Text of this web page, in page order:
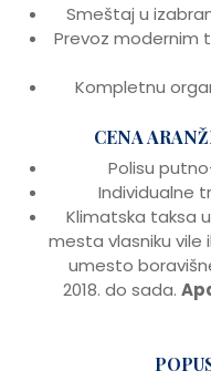
Smeštaj u
Prevoz modernim
Kompletnu
CENA
Polisu
Individualne
Klimatska taksa
mesta vlasniku vile
umesto
2018. do sada.